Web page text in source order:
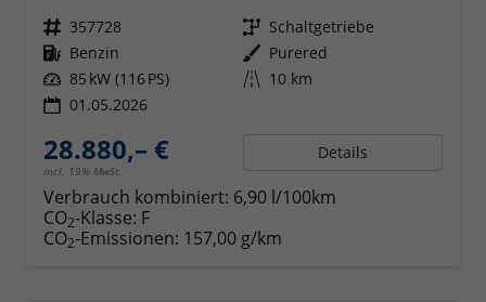
Fahrzeugnr. 357728 Getriebe Schaltgetriebe
Kraftstoff Benzin Außenfarbe Purered
Leistung 85 kW (116 PS) Kilometerstand 10 km
01.05.2026
28.880,– €
incl. 19% MwSt.
Details
Verbrauch kombiniert: 6,90 l/100km
CO2-Klasse: F
CO2-Emissionen: 157,00 g/km